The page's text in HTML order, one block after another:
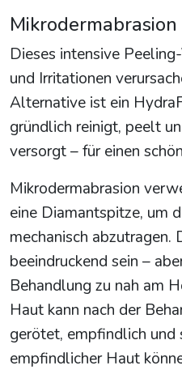
Mikrodermabrasion
Dieses intensive
und Irritationen
Alternative ist ein
gründlich reinigt, peelt
versorgt – für einen
Mikrodermabrasion
eine Diamantspitze, um
mechanisch abzutragen.
beeindruckend sein –
Behandlung zu nah am
Haut kann nach der
gerötet, empfindlich und
empfindlicher Haut